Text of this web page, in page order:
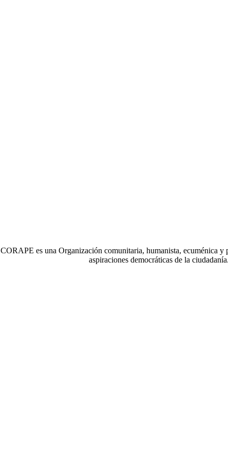
CORAPE es una Organización comunitaria, humanista, ecuménica y
aspiraciones democráticas de la ciudadanía.